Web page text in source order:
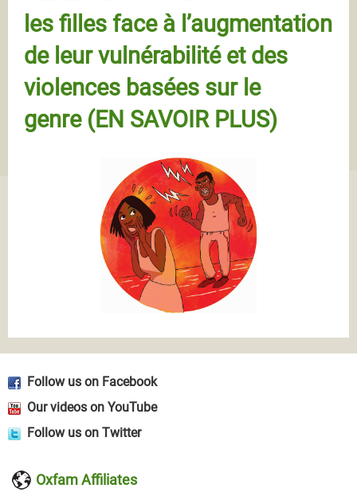
les filles face à l’augmentation
de leur vulnérabilité et des
violences basées sur le
genre (EN SAVOIR PLUS)
Follow us on Facebook
Our videos on YouTube
Follow us on Twitter
Oxfam Affiliates